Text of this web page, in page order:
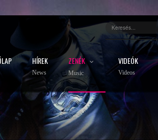
HÍREK
News
ZENÉK
Music
VIDEÓK
Videos